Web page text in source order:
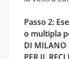
Passo 2:
o multipla
DI MILANO